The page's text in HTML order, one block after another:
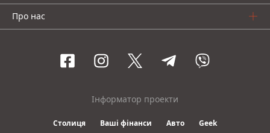
Про нас
Інформатор проекти
Столиця Ваші фінанси Авто Geek